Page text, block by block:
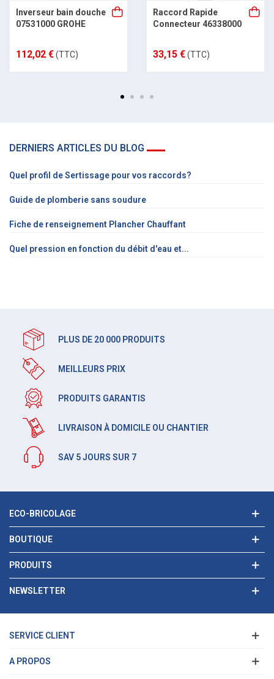
Inverseur bain douche
07531000 GROHE
112,02 €(TTC)
Raccord Rapide
Connecteur 46338000
33,15 €(TTC)
DERNIERS ARTICLES DU BLOG
Quel profil de Sertissage pour vos raccords?
Guide de plomberie sans soudure
Fiche de renseignement Plancher Chauffant
Quel pression en fonction du débit d'eau et...
PLUS DE 20 000 PRODUITS
MEILLEURS PRIX
PRODUITS GARANTIS
LIVRAISON À DOMICILE OU CHANTIER
SAV 5 JOURS SUR 7
ECO-BRICOLAGE
BOUTIQUE
PRODUITS
NEWSLETTER
SERVICE CLIENT
A PROPOS